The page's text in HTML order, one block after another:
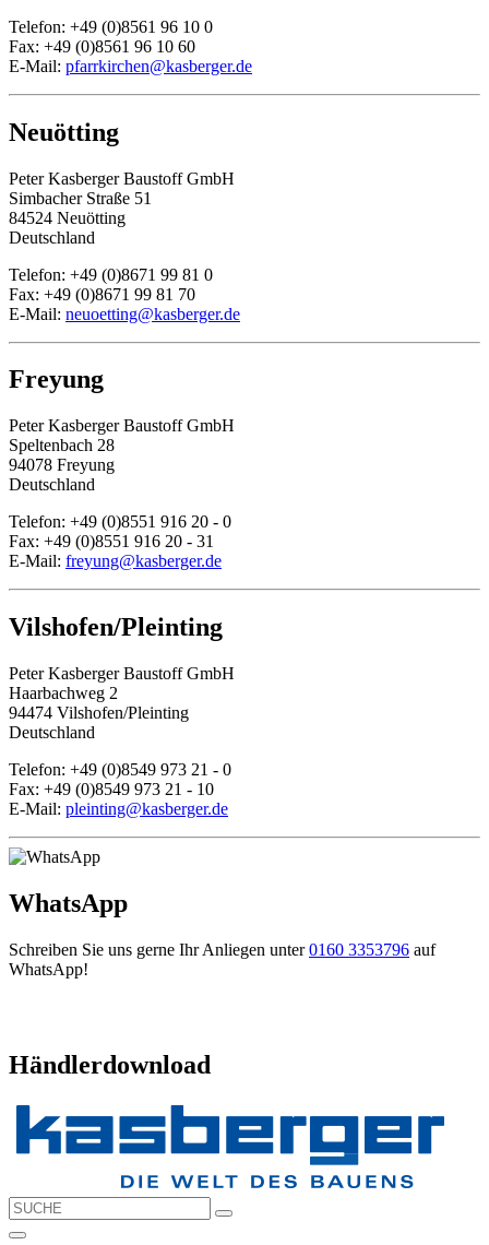
Telefon: +49 (0)8561 96 10 0
Fax: +49 (0)8561 96 10 60
E-Mail: pfarrkirchen@kasberger.de
Neuötting
Peter Kasberger Baustoff GmbH
Simbacher Straße 51
84524 Neuötting
Deutschland
Telefon: +49 (0)8671 99 81 0
Fax: +49 (0)8671 99 81 70
E-Mail: neuoetting@kasberger.de
Freyung
Peter Kasberger Baustoff GmbH
Speltenbach 28
94078 Freyung
Deutschland
Telefon: +49 (0)8551 916 20 - 0
Fax: +49 (0)8551 916 20 - 31
E-Mail: freyung@kasberger.de
Vilshofen/Pleinting
Peter Kasberger Baustoff GmbH
Haarbachweg 2
94474 Vilshofen/Pleinting
Deutschland
Telefon: +49 (0)8549 973 21 - 0
Fax: +49 (0)8549 973 21 - 10
E-Mail: pleinting@kasberger.de
WhatsApp
Schreiben Sie uns gerne Ihr Anliegen unter0160 3353796 auf
WhatsApp!
Händlerdownload